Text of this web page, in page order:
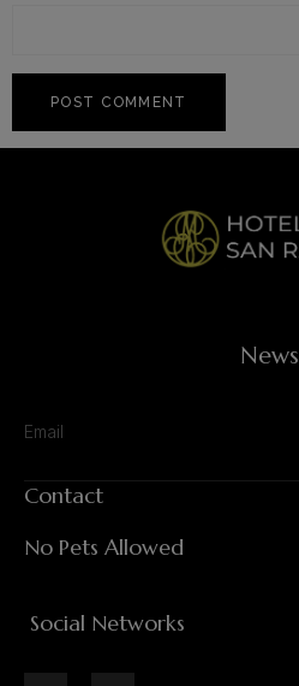
News
Contact
No Pets Allowed
Social Networks